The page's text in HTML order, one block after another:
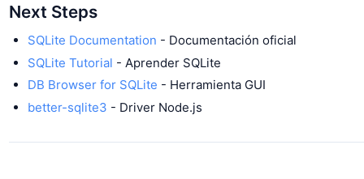
Next Steps
SQLite Documentation - Documentación oficial
SQLite Tutorial - Aprender SQLite
DB Browser for SQLite - Herramienta GUI
better-sqlite3 - Driver Node.js